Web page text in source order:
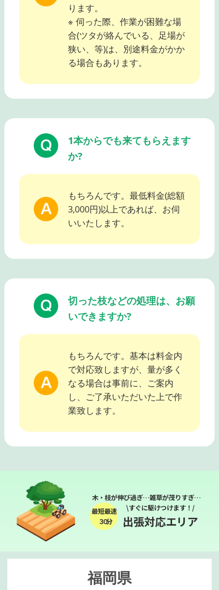
ります。
※ 伺った際、作業が困難な場
合(ツタが絡んでいる、足場が
狭い、等)は、別途料金がかか
る場合もあります。
1本からでも来てもらえます
か?
もちろんです。最低料金(総額
3,000円)以上であれば、お伺
いいたします。
切った枝などの処理は、お願
いできますか?
もちろんです。基本は料金内
で対応致しますが、量が多く
なる場合は事前に、ご案内
し、ご了承いただいた上で作
業致します。
木・枝が伸び過ぎ…雑草が茂りすぎ…
最短最速
３０分
\すぐに駆けつけます！/
出張対応エリア
福岡県